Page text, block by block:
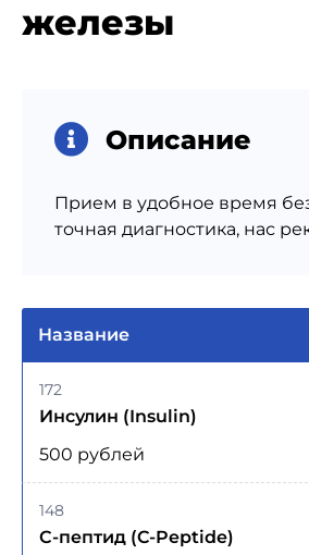
железы
Описание
Прием в удобное время
точная диагностика, нас
Название
Инсулин (Insulin)
172
500 рублей
С-пептид (C-Peptide)
148